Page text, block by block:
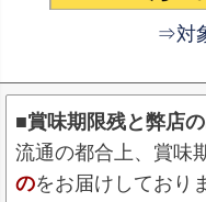
⇒対
■賞味期限残と弊店
流通の都合上、賞味
のをお届けしており